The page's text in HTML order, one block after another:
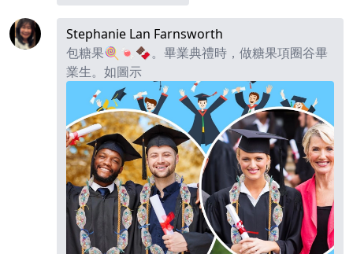
Stephanie Lan Farnsworth
包糖果🍭🍬🍫。畢業典禮時，做糖果項圈谷畢
業生。如圖示